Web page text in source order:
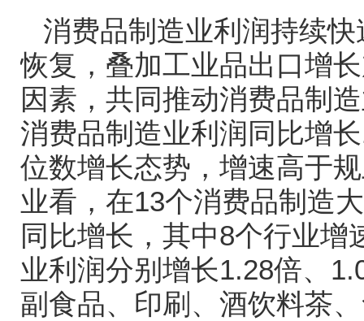
消费品制造业利润持续
恢复，叠加工业品出口增
因素，共同推动消费品制
消费品制造业利润同比增长
位数增长态势，增速高于
业看，在13个消费品制造
同比增长，其中8个行业增
业利润分别增长1.28倍、
副食品、印刷、酒饮料茶